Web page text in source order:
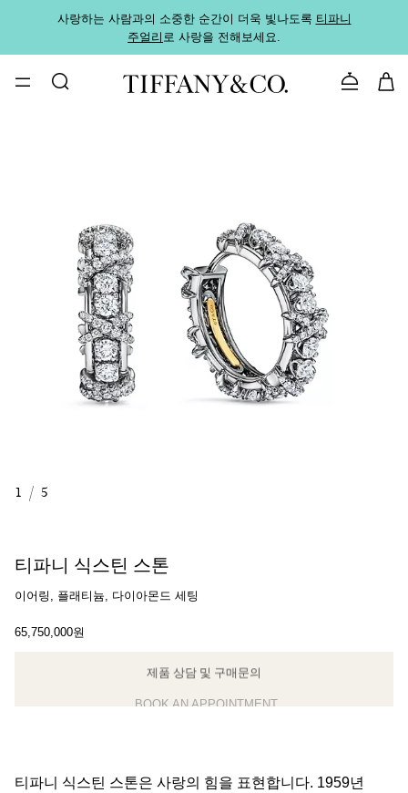
사랑하는 사람과의 소중한 순간이 더욱 빛나도록 티파니
주얼리로 사랑을 전해보세요.
문의하기
1 / 5
티파니 식스틴 스톤
이어링, 플래티늄, 다이아몬드 세팅
65,750,000원
클라이언트 어드바이저에게 문의하거나 예약하세요
BOOK AN APPOINTMENT
티파니 식스틴 스톤은 사랑의 힘을 표현합니다. 1959년